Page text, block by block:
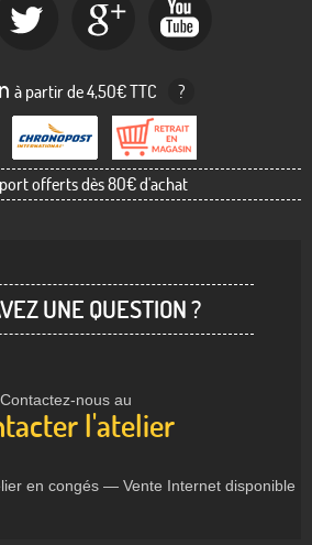
à partir de 4,50€ TTC ?
port offerts dès 80€ d'achat
UNE QUESTION ?
Contactez-nous au
l'atelier
en congés — Vente Internet disponible